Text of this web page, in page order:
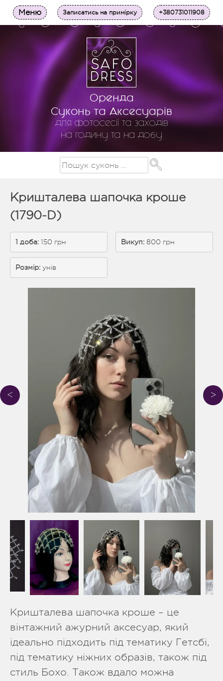
Оренда
Суконь та Аксесуарів
для фотосесії та заходів
на годину та на добу
Меню Записатись на примірку +380731011908
Кришталева шапочка кроше
(1790-D)
1 доба: 150 грн Викуп: 800 грн
Розмір: унів
Кришталева шапочка кроше – це
вінтажний ажурний аксесуар, який
ідеально підходить під тематику Гетсбі,
під тематику ніжних образів, також під
стиль Бохо. Також вдало можна